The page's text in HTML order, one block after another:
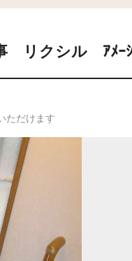
リクシル ｱﾒｰｼ
ただけます